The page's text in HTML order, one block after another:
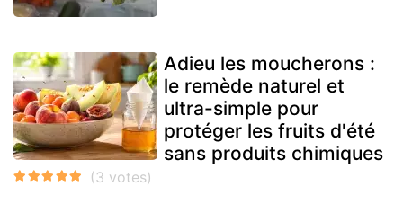
Adieu les moucherons :
le remède naturel et
ultra-simple pour
protéger les fruits d'été
sans produits chimiques